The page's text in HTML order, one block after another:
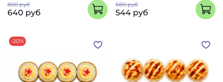
800 руб
640 руб
680 руб
544 руб
-20%